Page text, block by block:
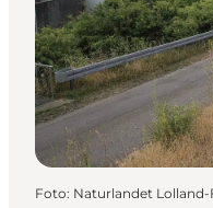
Kultur
Gastronomi
Planlæg din
Foto: Naturlandet Lolland-